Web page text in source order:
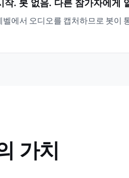
작. 봇 없음. 다른 참가자에게
에서 오디오를 캡처하므로 봇이
가치